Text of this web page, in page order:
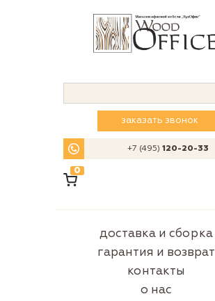
заказать звонок
+7 (495)120-20-33
0
доставка и сборка
гарантия и возврат
контакты
о нас